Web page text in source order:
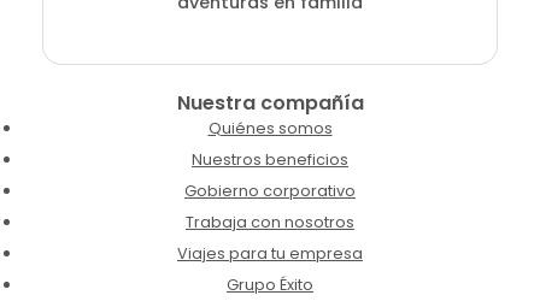
Nuestra compañía
Quiénes somos
Nuestros beneficios
Gobierno corporativo
Trabaja con nosotros
Viajes para tu empresa
Grupo Éxito